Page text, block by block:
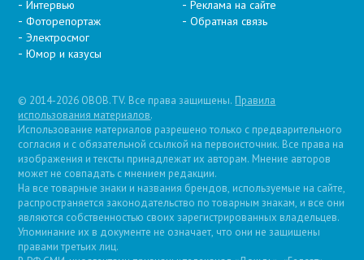
Интервью
Фоторепортаж
Электросмог
Юмор и казусы
Реклама на сайте
Обратная связь
© 2014-2026 OBOB.TV. Все права защищены. Правила
использования материалов.
Использование материалов разрешено только с предварительного
согласия и с обязательной ссылкой на первоисточник. Все права на
изображения и тексты принадлежат их авторам. Мнение авторов
может не совпадать с мнением редакции.
На все товарные знаки и названия брендов, используемые на сайте,
распространяется законодательство по товарным знакам, и все они
являются собственностью своих зарегистрированных владельцев.
Упоминание их в документе не означает, что они не защищены
правами третьих лиц.